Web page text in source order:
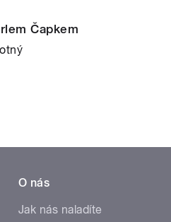
Čapkem
O nás
Jak nás naladíte